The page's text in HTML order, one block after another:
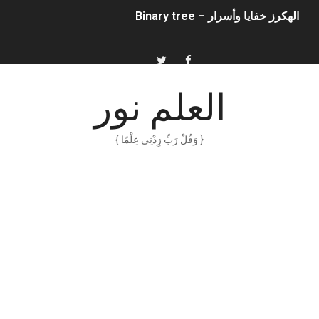
الهكرز خفايا وأسرار – Binary tree
أمن المعلومات بلغة ميسرة – د. خالد بن سليمان الغثبر و
العلم نور
{ وَقُلْ رَبِّ زِدْنِي عِلْمًا }